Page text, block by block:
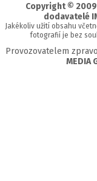
Copyright ©
dodavatelé
Jakékoliv užití obsahu
fotografií je bez
Provozovatelem
MEDIA